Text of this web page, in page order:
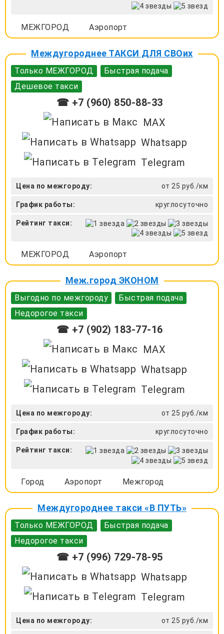
МЕЖГОРОД Аэропорт
Междугороднее ТАКСИ ДЛЯ СВОих
Только МЕЖГОРОД
Быстрая подача
Дешевое такси
☎ +7 (960) 850-88-33
MAX
Whatsapp
Telegram
Цена по межгороду: от 25 руб./км
График работы: круглосуточно
Рейтинг такси:
МЕЖГОРОД Аэропорт
Меж.город ЭКОНОМ
Выгодно по межгороду
Быстрая подача
Недорогое такси
☎ +7 (902) 183-77-16
MAX
Whatsapp
Telegram
Цена по межгороду: от 25 руб./км
График работы: круглосуточно
Рейтинг такси:
Город Аэропорт Межгород
Междугороднее такси «В ПУТЬ»
Только МЕЖГОРОД
Быстрая подача
Недорогое такси
☎ +7 (996) 729-78-95
Whatsapp
Telegram
Цена по межгороду: от 25 руб./км